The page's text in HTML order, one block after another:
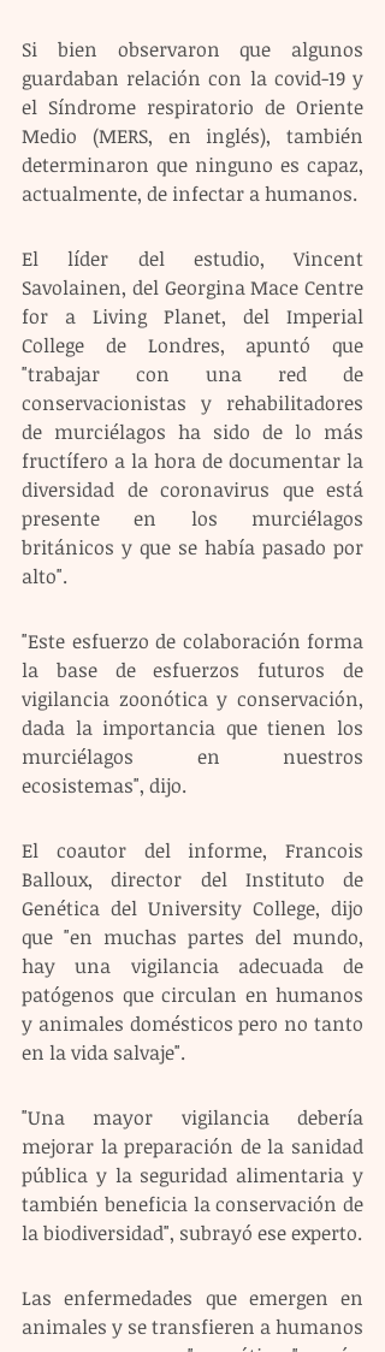
Si bien observaron que algunos
guardaban relación con la covid-19 y
el Síndrome respiratorio de Oriente
Medio (MERS, en inglés), también
determinaron que ninguno es capaz,
actualmente, de infectar a humanos.
El líder del estudio, Vincent
Savolainen, del Georgina Mace Centre
for a Living Planet, del Imperial
College de Londres, apuntó que
"trabajar con una red de
conservacionistas y rehabilitadores
de murciélagos ha sido de lo más
fructífero a la hora de documentar la
diversidad de coronavirus que está
presente en los murciélagos
británicos y que se había pasado por
alto".
"Este esfuerzo de colaboración forma
la base de esfuerzos futuros de
vigilancia zoonótica y conservación,
dada la importancia que tienen los
murciélagos en nuestros
ecosistemas", dijo.
El coautor del informe, Francois
Balloux, director del Instituto de
Genética del University College, dijo
que "en muchas partes del mundo,
hay una vigilancia adecuada de
patógenos que circulan en humanos
y animales domésticos pero no tanto
en la vida salvaje".
"Una mayor vigilancia debería
mejorar la preparación de la sanidad
pública y la seguridad alimentaria y
también beneficia la conservación de
Las enfermedades que emergen en
animales y se transfieren a humanos